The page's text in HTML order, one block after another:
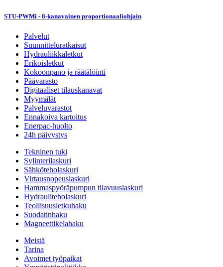
STU-PWMi - 8-kanavainen proportionaaliohjain
Palvelut
Suunnitteluratkaisut
Hydrauliikkaletkut
Erikoisletkut
Kokoonpano ja räätälöinti
Päävarasto
Digitaaliset tilauskanavat
Myymälät
Palveluvarastot
Ennakoiva kartoitus
Enerpac-huolto
24h päivystys
Tekninen tuki
Sylinterilaskuri
Sähköteholaskuri
Virtausnopeuslaskuri
Hammaspyöräpumpun tilavuuslaskuri
Hydrauliteholaskuri
Teollisuusletkuhaku
Suodatinhaku
Magneettikelahaku
Meistä
Tarina
Avoimet työpaikat